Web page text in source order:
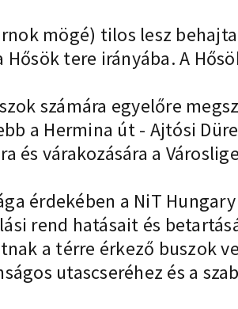
mögé) tilos lesz
tere irányába. A
számára egyelőre
a Hermina út - Ajtósi
és várakozására a
érdekében a NiT Hungary
rend hatásait és
a térre érkező buszok
utascseréhez és a